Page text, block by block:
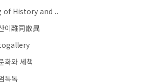
of History and ..
이雜同散異
화와 세책
톡톡